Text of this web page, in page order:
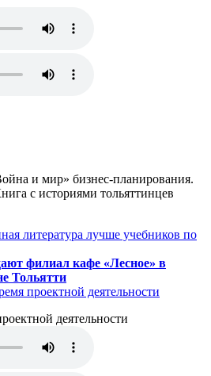
и мир» бизнес-планирования.
с историями тольяттинцев
литература лучше учебников по
филиал кафе «Лесное» в
Тольятти
проектной деятельности
деятельности